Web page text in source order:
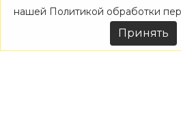
Акции
нашей Политикой обработки
Принять